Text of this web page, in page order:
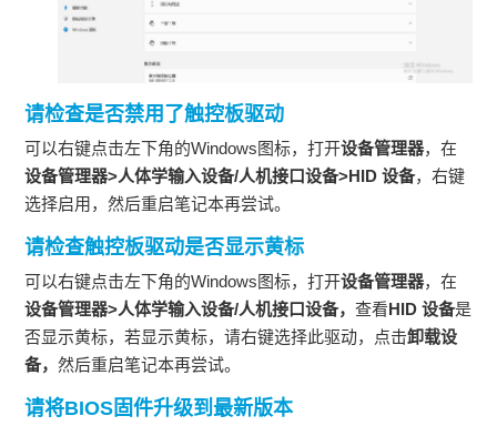
请检查是否禁用了触控板驱动
可以右键点击左下角的Windows图标，打开设备管理器，在
设备管理器>人体学输入设备/人机接口设备>HID 设备，右键
选择启用，然后重启笔记本再尝试。
请检查触控板驱动是否显示黄标
可以右键点击左下角的Windows图标，打开设备管理器，在
设备管理器>人体学输入设备/人机接口设备，查看HID 设备是
否显示黄标，若显示黄标，请右键选择此驱动，点击卸载设
备，然后重启笔记本再尝试。
请将BIOS固件升级到最新版本